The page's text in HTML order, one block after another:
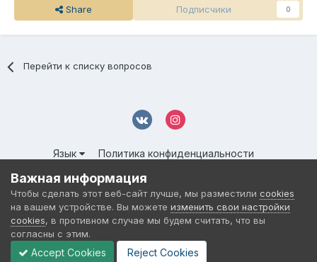
Share Подписчики 0
Перейти к списку вопросов
Язык
Политика конфиденциальности
© 2016-2026 DMS NETWORK | All Rights Reserved.
Powered by Invision Community
Важная информация
Чтобы сделать этот веб-сайт лучше, мы разместили cookies
на вашем устройстве. Вы можете изменить свои настройки
cookies, в противном случае мы будем считать, что вы
согласны с этим.
Accept Cookies Reject Cookies